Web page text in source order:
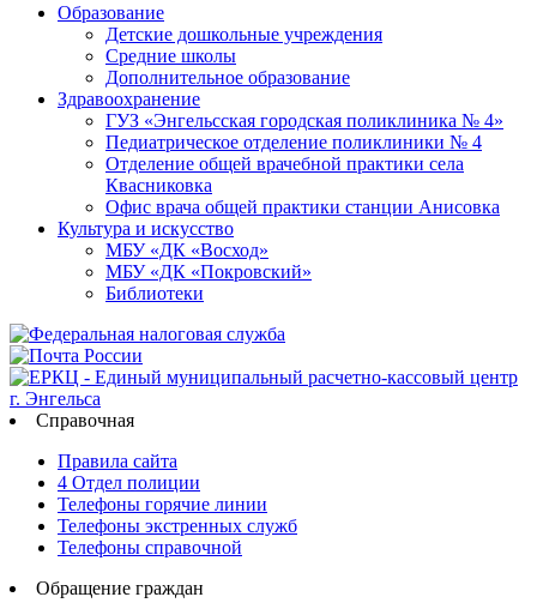
Образование
Детские дошкольные учреждения
Средние школы
Дополнительное образование
Здравоохранение
ГУЗ «Энгельсская городская поликлиника № 4»
Педиатрическое отделение поликлиники № 4
Отделение общей врачебной практики села
Квасниковка
Офис врача общей практики станции Анисовка
Культура и искусство
МБУ «ДК «Восход»
МБУ «ДК «Покровский»
Библиотеки
Справочная
Правила сайта
4 Отдел полиции
Телефоны горячие линии
Телефоны экстренных служб
Телефоны справочной
Обращение граждан